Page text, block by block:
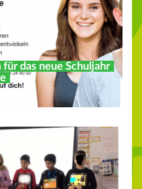
das neue Schuljahr